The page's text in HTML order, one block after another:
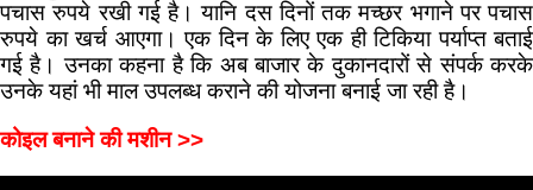
पचास रुपये रखी गई है। यानि दस दिनों तक मच्छर भगाने पर पचास
रुपये का खर्च आएगा। एक दिन के लिए एक ही टिकिया पर्याप्त बताई
गई है। उनका कहना है कि अब बाजार के दुकानदारों से संपर्क करके
उनके यहां भी माल उपलब्ध कराने की योजना बनाई जा रही है।
कोइल बनाने की मशीन >>